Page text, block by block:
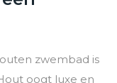
zwembad is
oogt luxe en